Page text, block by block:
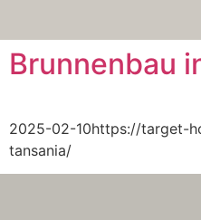
Brunnenbau
2025-02-10https://target-
tansania/